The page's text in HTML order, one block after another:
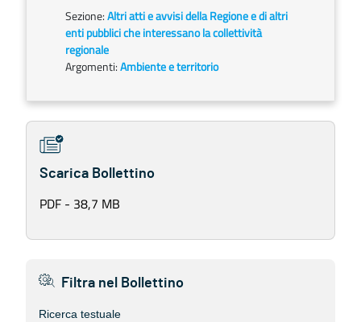
Sezione:Altri atti e avvisi della Regione e di altri
enti pubblici che interessano la collettività
regionale
Argomenti:Ambiente e territorio
Scarica Bollettino
PDF - 38,7 MB
Filtra nel Bollettino
Ricerca testuale